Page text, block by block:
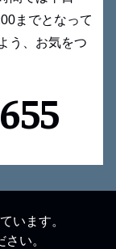
までとなって
う、お気をつ
います。
い。